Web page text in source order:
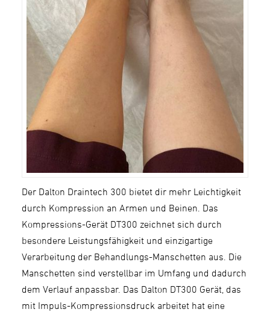
Der Dalton Draintech 300 bietet dir mehr Leichtigkeit
durch Kompression an Armen und Beinen. Das
Kompressions-Gerät DT300 zeichnet sich durch
besondere Leistungsfähigkeit und einzigartige
Verarbeitung der Behandlungs-Manschetten aus. Die
Manschetten sind verstellbar im Umfang und dadurch
dem Verlauf anpassbar. Das Dalton DT300 Gerät, das
mit Impuls-Kompressionsdruck arbeitet hat eine